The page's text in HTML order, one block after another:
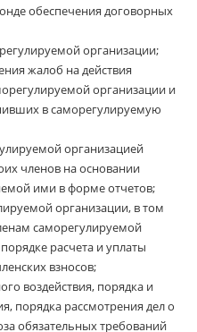
обеспечения договорных
организации;
жалоб на действия
организации и
в саморегулируемую
организацией
членов на основании
ими в форме отчетов;
организации, в том
саморегулируемой
расчета и уплаты
взносов;
воздействия, порядка и
порядка рассмотрения дел о
обязательных требований